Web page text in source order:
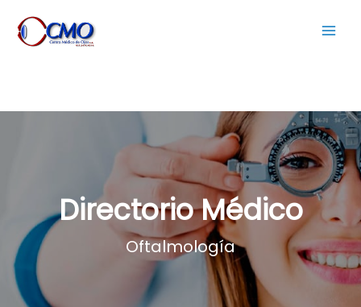
Centro Medico de Ojos
Directorio Médico
Oftalmología